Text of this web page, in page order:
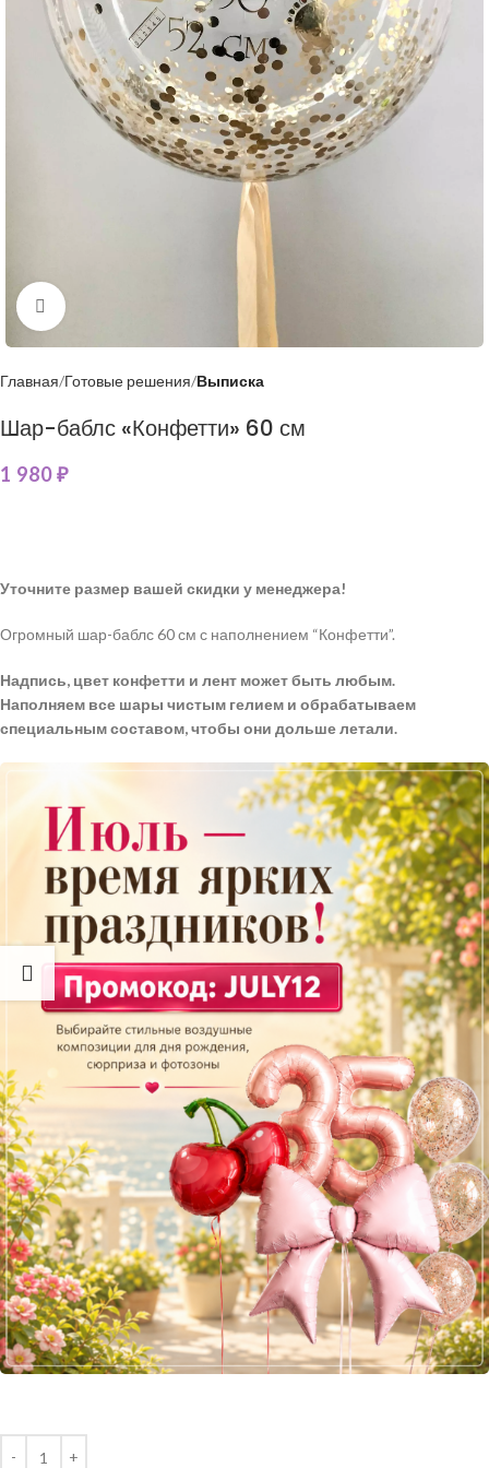
Нажмите, чтобы увеличить
Главная Готовые решения Выписка
Шар-баблс «Конфетти» 60 см
1 980₽
Уточните размер вашей скидки у менеджера!
Огромный шар-баблс 60 см с наполнением “Конфетти”.
Надпись, цвет конфетти и лент может быть любым.
Наполняем все шары чистым гелием и обрабатываем
специальным составом, чтобы они дольше летали.